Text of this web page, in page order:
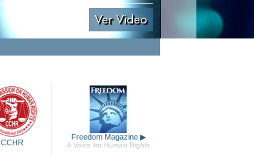
Ver Video
CCHR
Freedom Magazine ▶
A Voice for Human Rights